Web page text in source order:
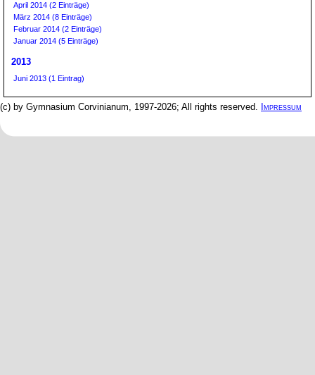
April 2014 (2 Einträge)
März 2014 (8 Einträge)
Februar 2014 (2 Einträge)
Januar 2014 (5 Einträge)
2013
Juni 2013 (1 Eintrag)
(c) by Gymnasium Corvinianum, 1997-2026; All rights reserved. Impressum